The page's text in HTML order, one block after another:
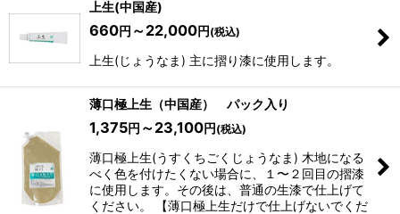
絞り込む
上生(中国産)
660円 ～22,000円 (税込)
上生(じょうなま) 主に摺り漆に使用します。
薄口極上生（中国産） パック入り
1,375円 ～23,100円 (税込)
薄口極上生(うすくちごくじょうなま) 木地になる
べく色を付けたくない場合に、１〜２回目の摺漆
に使用します。その後は、普通の生漆で仕上げて
ください。 【薄口極上生だけで仕上げないでくだ